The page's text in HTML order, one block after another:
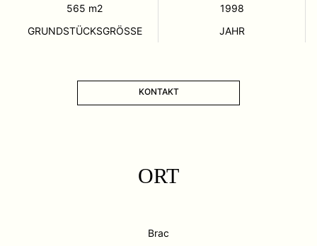
565 m2
GRUNDSTÜCKSGRÖSSE
1998
JAHR
KONTAKT
ORT
Brac